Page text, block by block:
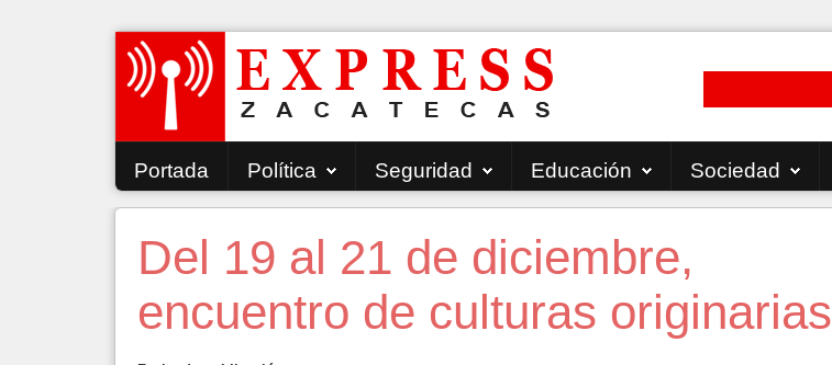
Portada Política Seguridad Educación Sociedad
Del 19 al 21 de diciembre,
encuentro de culturas originarias